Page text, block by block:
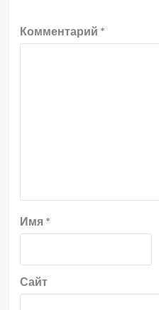
Комментарий *
Имя *
Сайт